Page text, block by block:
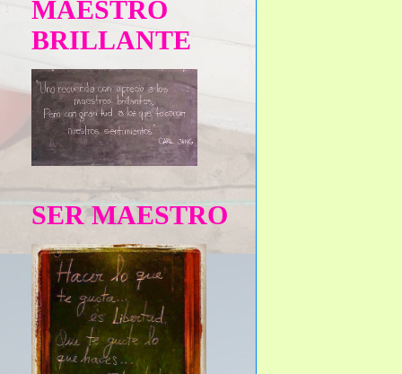
MAESTRO
BRILLANTE
SER MAESTRO